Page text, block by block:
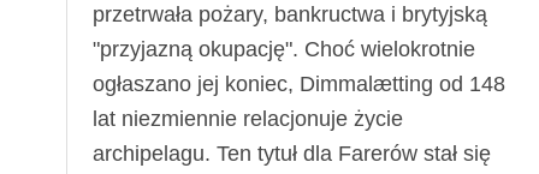
przetrwała pożary, bankructwa i brytyjską
"przyjazną okupację". Choć wielokrotnie
ogłaszano jej koniec, Dimmalætting od 148
lat niezmiennie relacjonuje życie
archipelagu. Ten tytuł dla Farerów stał się